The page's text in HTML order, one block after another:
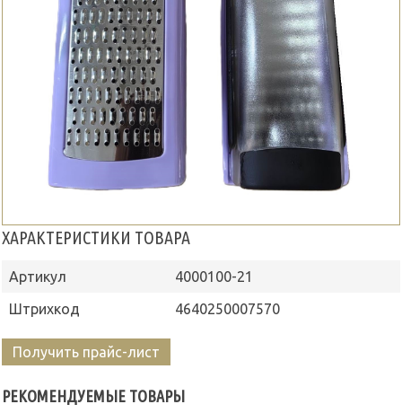
ХАРАКТЕРИСТИКИ ТОВАРА
Артикул
4000100-21
Штрихкод
4640250007570
Получить прайс-лист
РЕКОМЕНДУЕМЫЕ ТОВАРЫ